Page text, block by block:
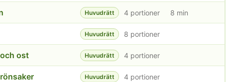
Huvudrätt 4 portioner 8 min
Huvudrätt 8 portioner
ost Huvudrätt 4 portioner
Huvudrätt 4 portioner